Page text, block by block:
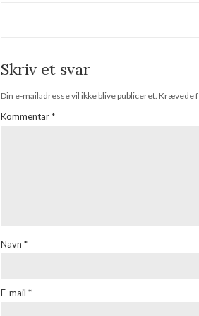
Skriv et svar
Din e-mailadresse vil ikke blive publiceret. Krævede
Kommentar*
Navn *
E-mail *